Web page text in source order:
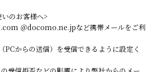
のお客様へ>
＠docomo.ne.jpなど携帯メールをご利
PCからの送信）を受信できるように設定く